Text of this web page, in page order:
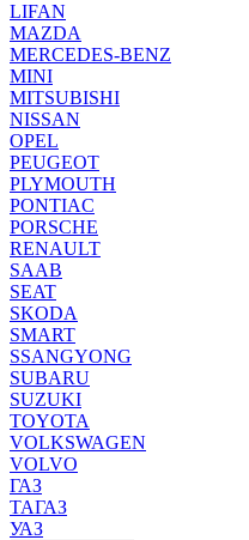
LIFAN
MAZDA
MERCEDES-BENZ
MINI
MITSUBISHI
NISSAN
OPEL
PEUGEOT
PLYMOUTH
PONTIAC
PORSCHE
RENAULT
SAAB
SEAT
SKODA
SMART
SSANGYONG
SUBARU
SUZUKI
TOYOTA
VOLKSWAGEN
VOLVO
ГАЗ
ТАГАЗ
УАЗ